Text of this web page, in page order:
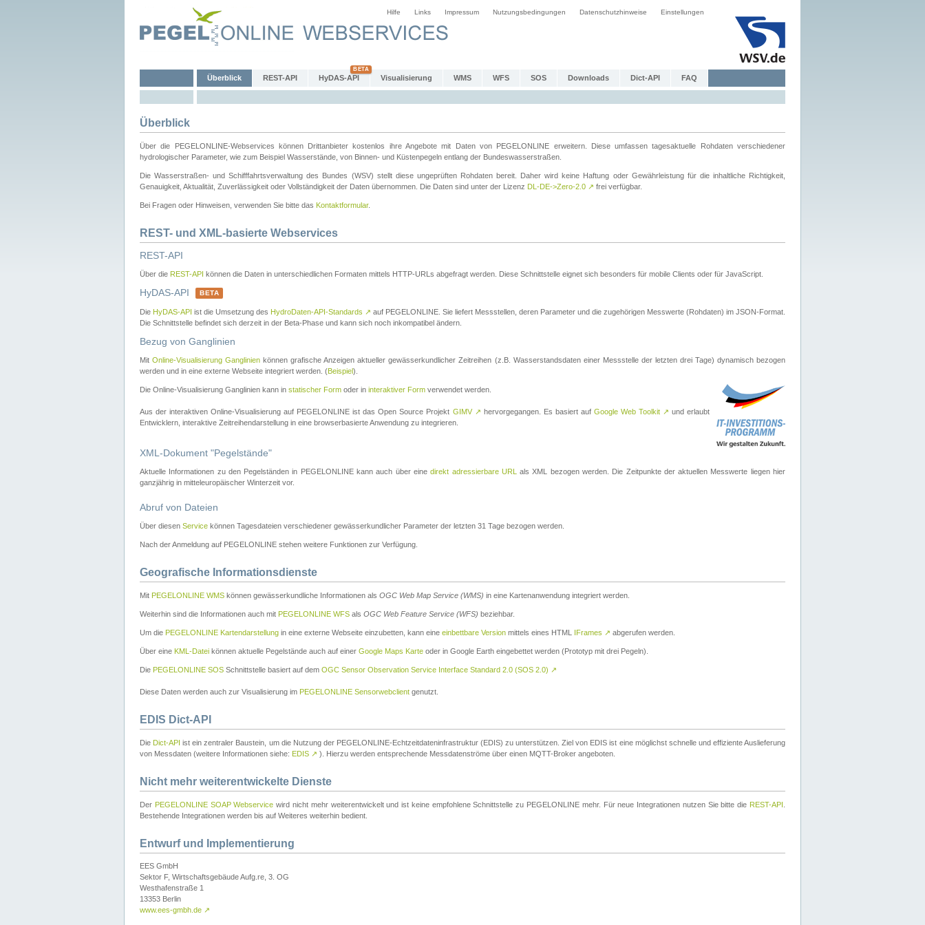
Hilfe Links Impressum Nutzungsbedingungen Datenschutzhinweise Einstellungen
Überblick REST-API HyDAS-API Visualisierung WMS WFS SOS Downloads Dict-API FAQ
Überblick
Über die PEGELONLINE-Webservices können Drittanbieter kostenlos ihre Angebote mit Daten von PEGELONLINE erweitern. Diese umfassen tagesaktuelle Rohdaten verschiedener
hydrologischer Parameter, wie zum Beispiel Wasserstände, von Binnen- und Küstenpegeln entlang der Bundeswasserstraßen.
Die Wasserstraßen- und Schifffahrtsverwaltung des Bundes (WSV) stellt diese ungeprüften Rohdaten bereit. Daher wird keine Haftung oder Gewährleistung für die inhaltliche Richtigkeit,
Genauigkeit, Aktualität, Zuverlässigkeit oder Vollständigkeit der Daten übernommen. Die Daten sind unter der Lizenz DL-DE->Zero-2.0 ↗ frei verfügbar.
Bei Fragen oder Hinweisen, verwenden Sie bitte das Kontaktformular.
REST- und XML-basierte Webservices
REST-API
Über die REST-API können die Daten in unterschiedlichen Formaten mittels HTTP-URLs abgefragt werden. Diese Schnittstelle eignet sich besonders für mobile Clients oder für JavaScript.
HyDAS-API BETA
Die HyDAS-API ist die Umsetzung des HydroDaten-API-Standards ↗ auf PEGELONLINE. Sie liefert Messstellen, deren Parameter und die zugehörigen Messwerte (Rohdaten) im JSON-Format.
Die Schnittstelle befindet sich derzeit in der Beta-Phase und kann sich noch inkompatibel ändern.
Bezug von Ganglinien
MitOnline-Visualisierung Ganglinien können grafische Anzeigen aktueller gewässerkundlicher Zeitreihen (z.B. Wasserstandsdaten einer Messstelle der letzten drei Tage) dynamisch bezogen
werden und in eine externe Webseite integriert werden. (Beispiel).
Die Online-Visualisierung Ganglinien kann in statischer Form oder in interaktiver Form verwendet werden.
Aus der interaktiven Online-Visualisierung auf PEGELONLINE ist das Open Source Projekt GIMV ↗ hervorgegangen. Es basiert auf Google Web Toolkit ↗ und erlaubt
Entwicklern, interaktive Zeitreihendarstellung in eine browserbasierte Anwendung zu integrieren.
XML-Dokument "Pegelstände"
Aktuelle Informationen zu den Pegelständen in PEGELONLINE kann auch über einedirekt adressierbare URL
als XML bezogen werden. Die Zeitpunkte der aktuellen Messwerte liegen hier
ganzjährig in mitteleuropäischer Winterzeit vor.
Abruf von Dateien
Über diesen Service können Tagesdateien verschiedener gewässerkundlicher Parameter der letzten 31 Tage bezogen werden.
Nach der Anmeldung auf PEGELONLINE stehen weitere Funktionen zur Verfügung.
Geografische Informationsdienste
Mit PEGELONLINE WMS können gewässerkundliche Informationen als OGC Web Map Service (WMS) in eine Kartenanwendung integriert werden.
Weiterhin sind die Informationen auch mit PEGELONLINE WFS als OGC Web Feature Service (WFS) beziehbar.
Um die PEGELONLINE Kartendarstellung in eine externe Webseite einzubetten, kann eine einbettbare Version mittels eines HTML IFrames ↗ abgerufen werden.
Über eine KML-Datei können aktuelle Pegelstände auch auf einer Google Maps Karte oder in Google Earth eingebettet werden (Prototyp mit drei Pegeln).
Die PEGELONLINE SOS Schnittstelle basiert auf dem OGC Sensor Observation Service Interface Standard 2.0 (SOS 2.0) ↗
Diese Daten werden auch zur Visualisierung im PEGELONLINE Sensorwebclient genutzt.
EDIS Dict-API
Die Dict-API ist ein zentraler Baustein, um die Nutzung der PEGELONLINE-Echtzeitdateninfrastruktur (EDIS) zu unterstützen. Ziel von EDIS ist eine möglichst schnelle und effiziente Auslieferung
von Messdaten (weitere Informationen siehe: EDIS ↗ ). Hierzu werden entsprechende Messdatenströme über einen MQTT-Broker angeboten.
Nicht mehr weiterentwickelte Dienste
Der PEGELONLINE SOAP Webservice wird nicht mehr weiterentwickelt und ist keine empfohlene Schnittstelle zu PEGELONLINE mehr. Für neue Integrationen nutzen Sie bitte die REST-API
Bestehende Integrationen werden bis auf Weiteres weiterhin bedient.
Entwurf und Implementierung
EES GmbH
Sektor F, Wirtschaftsgebäude Aufg.re, 3. OG
Westhafenstraße 1
13353 Berlin
www.ees-gmbh.de ↗